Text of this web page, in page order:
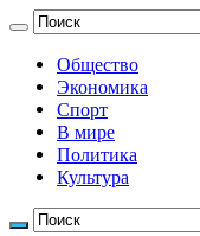
Общество
Экономика
Спорт
В мире
Политика
Культура